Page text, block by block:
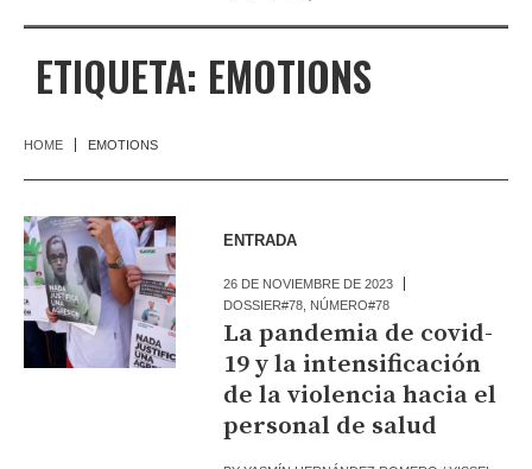
ETIQUETA: EMOTIONS
HOME EMOTIONS
ENTRADA
26 DE NOVIEMBRE DE 2023
DOSSIER#78 NÚMERO#78
La pandemia de covid-
19 y la intensificación
de la violencia hacia el
personal de salud